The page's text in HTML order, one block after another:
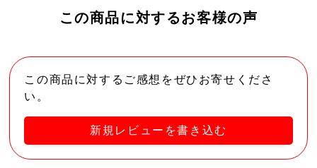
この商品に対するお客様の声
この商品に対するご感想をぜひお寄せくださ
い。
新規レビューを書き込む